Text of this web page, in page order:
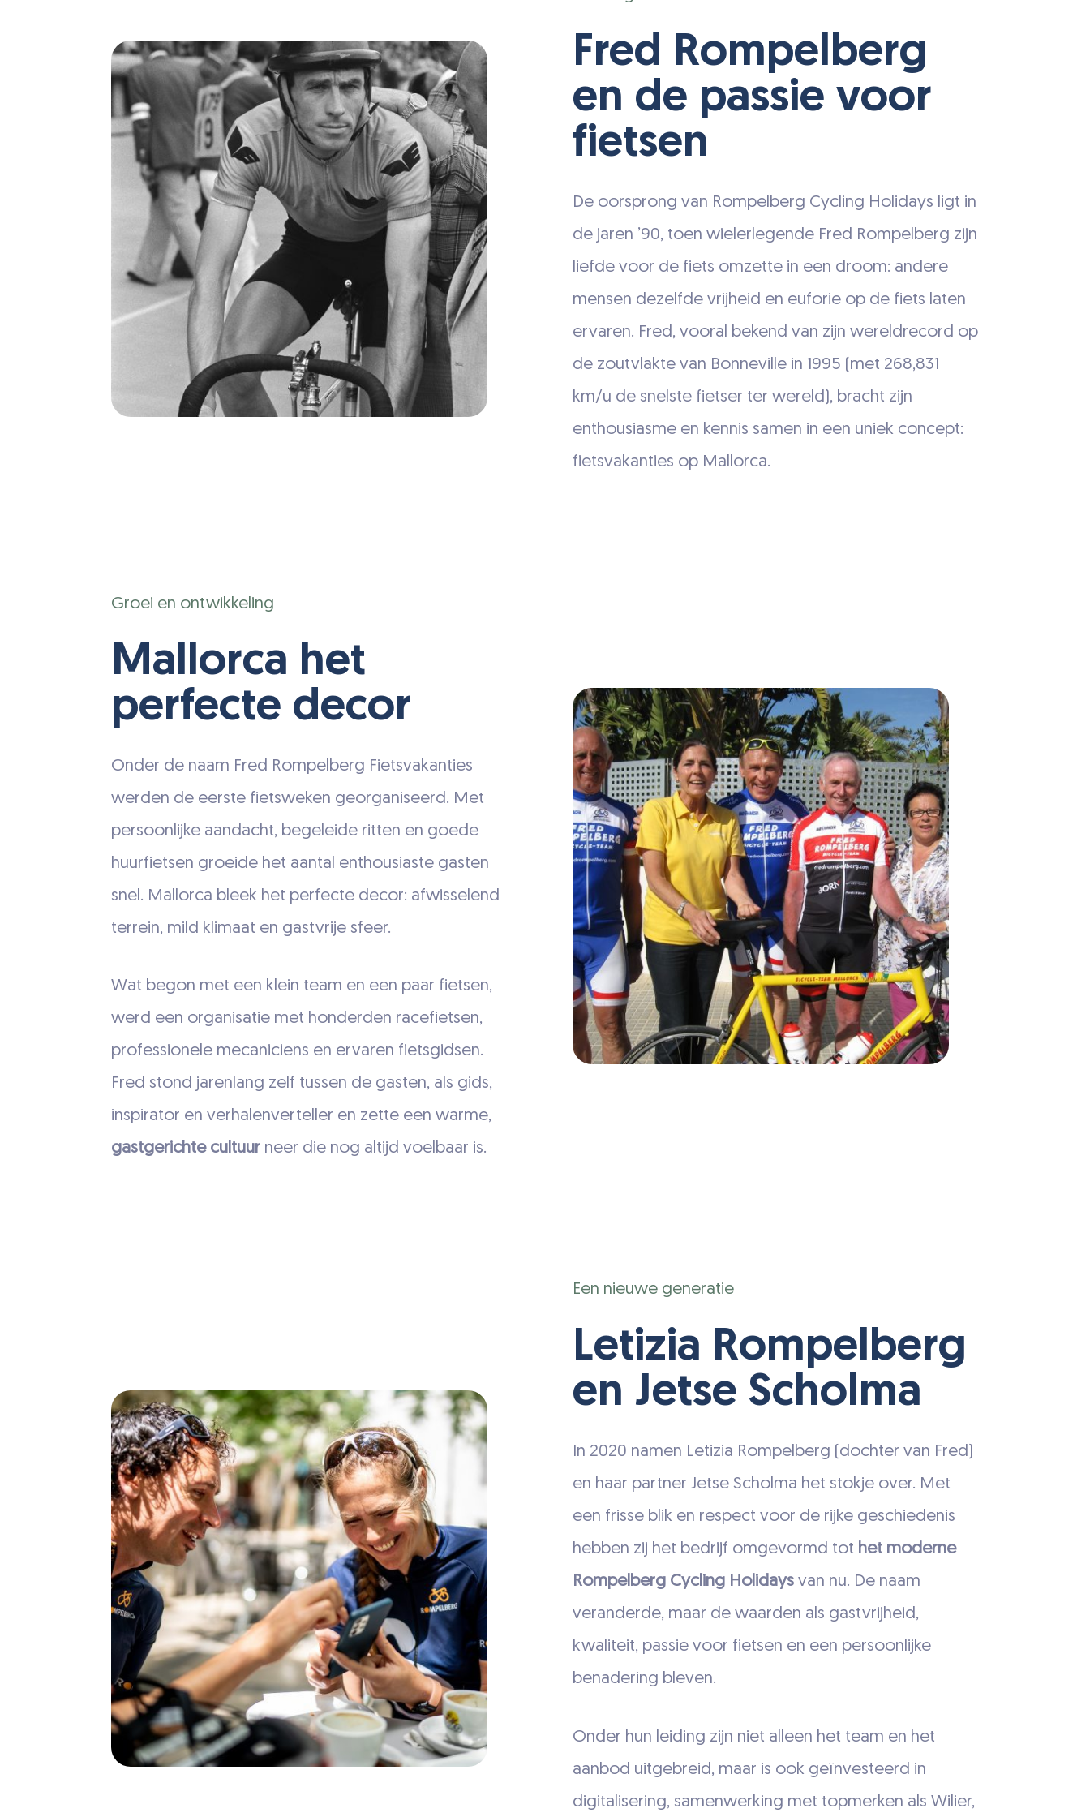
Fred Rompelberg
en de passie voor
fietsen
De oorsprong van Rompelberg Cycling Holidays ligt in
de jaren ’90, toen wielerlegende Fred Rompelberg zijn
liefde voor de fiets omzette in een droom: andere
mensen dezelfde vrijheid en euforie op de fiets laten
ervaren. Fred, vooral bekend van zijn wereldrecord op
de zoutvlakte van Bonneville in 1995 (met 268,831
km/u de snelste fietser ter wereld), bracht zijn
enthousiasme en kennis samen in een uniek concept:
fietsvakanties op Mallorca.
Groei en ontwikkeling
Mallorca het
perfecte decor
Onder de naam Fred Rompelberg Fietsvakanties
werden de eerste fietsweken georganiseerd. Met
persoonlijke aandacht, begeleide ritten en goede
huurfietsen groeide het aantal enthousiaste gasten
snel. Mallorca bleek het perfecte decor: afwisselend
terrein, mild klimaat en gastvrije sfeer.
Wat begon met een klein team en een paar fietsen,
werd een organisatie met honderden racefietsen,
professionele mecaniciens en ervaren fietsgidsen.
Fred stond jarenlang zelf tussen de gasten, als gids,
inspirator en verhalenverteller en zette een warme,
gastgerichte cultuur neer die nog altijd voelbaar is.
Een nieuwe generatie
Letizia Rompelberg
en Jetse Scholma
In 2020 namen Letizia Rompelberg (dochter van Fred)
en haar partner Jetse Scholma het stokje over. Met
een frisse blik en respect voor de rijke geschiedenis
hebben zij het bedrijf omgevormd tot het moderne
Rompelberg Cycling Holidays van nu. De naam
veranderde, maar de waarden als gastvrijheid,
kwaliteit, passie voor fietsen en een persoonlijke
benadering bleven.
Onder hun leiding zijn niet alleen het team en het
aanbod uitgebreid, maar is ook geïnvesteerd in
digitalisering, samenwerking met topmerken als Wilier,